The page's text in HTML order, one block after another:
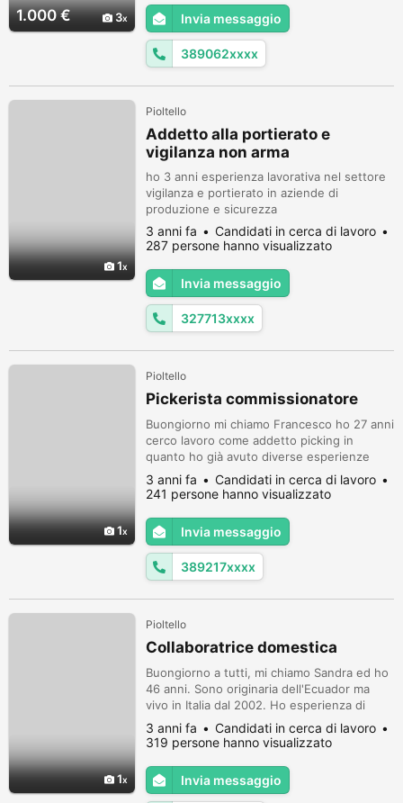
1.000 € 3
Albero spalle piene Top Accensione e
centralina Leonelli Carene blu NUOVE
Carburatore 21 dell'orto Filtro a cono Vendo
con un kit di caren...
Invia messaggio
389062xxxx
1
Pioltello
Addetto alla portierato e
vigilanza non arma
ho 3 anni esperienza lavorativa nel settore
vigilanza e portierato in aziende di
produzione e sicurezza
3 anni fa
Candidati in cerca di lavoro
287 persone hanno visualizzato
Invia messaggio
327713xxxx
1
Pioltello
Pickerista commissionatore
Buongiorno mi chiamo Francesco ho 27 anni
cerco lavoro come addetto picking in
quanto ho già avuto diverse esperienze
sono pratico del commissionatore e del
voice(Cuffia) sono residente a Mediglia (mi)
ma mi sposto senza problemi e orari in
quanto sono automunito, per chi volesse
posso inoltrare il mio curriculum.
3 anni fa
Candidati in cerca di lavoro
241 persone hanno visualizzato
Invia messaggio
389217xxxx
1
Pioltello
Collaboratrice domestica
Buongiorno a tutti, mi chiamo Sandra ed ho
46 anni. Sono originaria dell'Ecuador ma
vivo in Italia dal 2002. Ho esperienza di
quasi vent'anni in assistenza persone
anziane, baby sitter e collaboratrice
domestica. Ho anche esperienza in cucina e
se serve posso preparare cibi fatti in casa.
So cucinare piatti italiani e del mio paese
3 anni fa
Candidati in cerca di lavoro
319 persone hanno visualizzato
Invia messaggio